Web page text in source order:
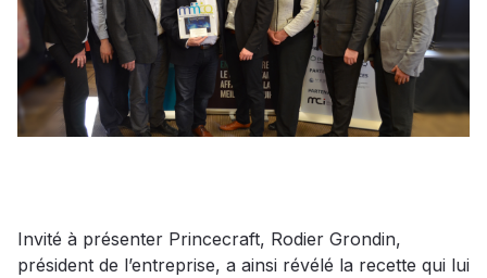
Invité à présenter Princecraft, Rodier Grondin,
président de l’entreprise, a ainsi révélé la recette qui lui